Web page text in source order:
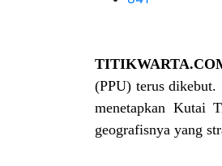
(PPU) terus dikebut.
menetapkan Kutai
geografisnya yang